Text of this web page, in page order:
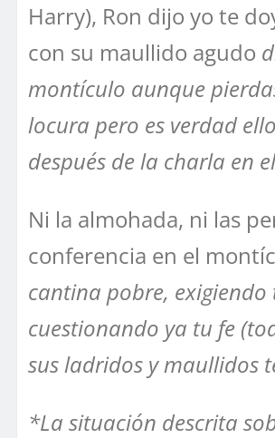
Harry), Ron dijo yo te
con su maullido agudo
montículo aunque
locura pero es verdad
después de la charla en
Ni la almohada, ni las
conferencia en el
cantina pobre,
cuestionando ya tu fe
sus ladridos y maullidos
*La situación descrita